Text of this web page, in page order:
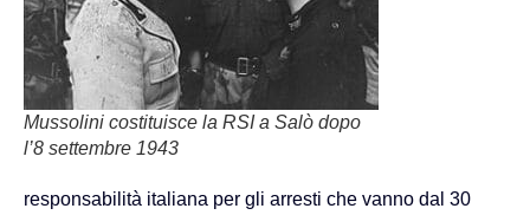
Mussolini costituisce la RSI a Salò dopo
l’8 settembre 1943
responsabilità italiana per gli arresti che vanno dal 30